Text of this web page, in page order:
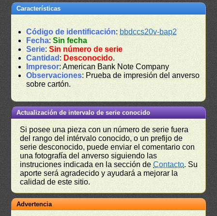
Características
Código de identificación: bbdccs20v-bap2
Fecha:Sin fecha
Serie:Sin número de serie
Cantidad : Desconocido.
Impresor: American Bank Note Company
Observaciones: Prueba de impresión del anverso
sobre cartón.
Actualización de intervalo de serie conocido
Si posee una pieza con un número de serie fuera
del rango del intérvalo conocido, o un prefijo de
serie desconocido, puede enviar el comentario con
una fotografía del anverso siguiendo las
instruciones indicada en la sección deContacto. Su
aporte será agradecido y ayudará a mejorar la
calidad de este sitio.
Advertencia